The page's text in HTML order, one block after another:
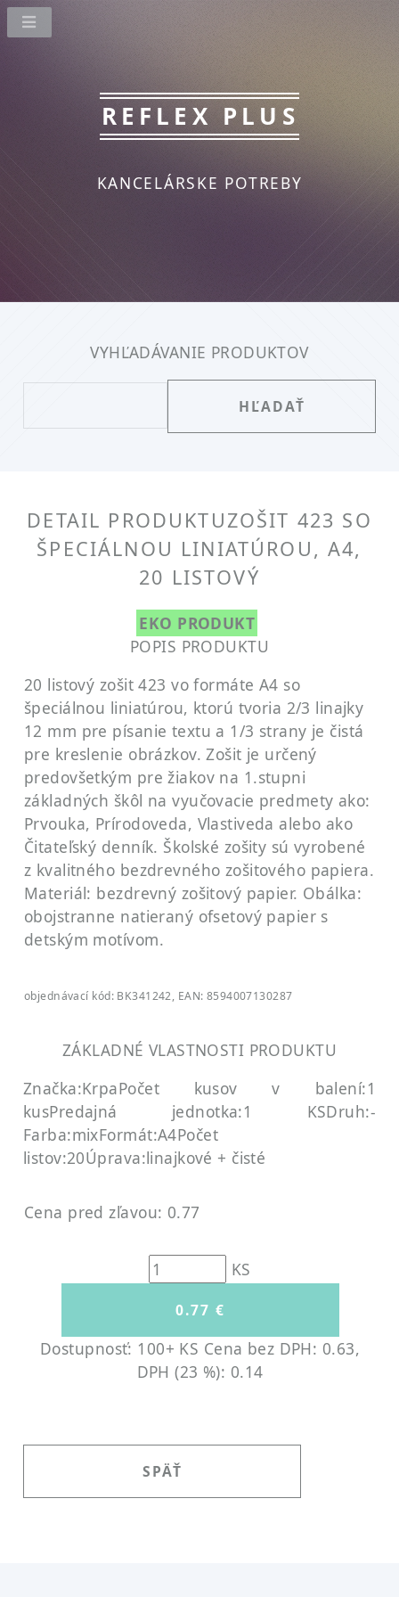
REFLEX PLUS
KANCELÁRSKE POTREBY
VYHĽADÁVANIE PRODUKTOV
DETAIL PRODUKTUZOŠIT 423 SO
ŠPECIÁLNOU LINIATÚROU, A4,
20 LISTOVÝ
EKO PRODUKT
POPIS PRODUKTU
20 listový zošit 423 vo formáte A4 so
špeciálnou liniatúrou, ktorú tvoria 2/3 linajky
12 mm pre písanie textu a 1/3 strany je čistá
pre kreslenie obrázkov. Zošit je určený
predovšetkým pre žiakov na 1.stupni
základných škôl na vyučovacie predmety ako:
Prvouka, Prírodoveda, Vlastiveda alebo ako
Čitateľský denník. Školské zošity sú vyrobené
z kvalitného bezdrevného zošitového papiera.
Materiál: bezdrevný zošitový papier. Obálka:
obojstranne natieraný ofsetový papier s
detským motívom.
objednávací kód: BK341242, EAN: 8594007130287
ZÁKLADNÉ VLASTNOSTI PRODUKTU
Značka:KrpaPočet kusov v balení:1
kusPredajná jednotka:1 KSDruh:-
Farba:mixFormát:A4Počet
listov:20Úprava:linajkové + čisté
Cena pred zľavou: 0.77
KS
Dostupnosť: 100+ KS Cena bez DPH: 0.63,
DPH (23 %): 0.14
SPÄŤ